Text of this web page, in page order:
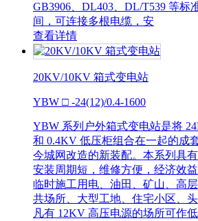
GB3906、DL403、DL/T539 等标
间，可连接多根电缆，安
查看详情
20KV/10KV 箱式变电站
YBW □ -24(12)/0.4-1600
YBW 系列户外箱式变电站是将
和 0.4KV 低压柜组合在一起的成
今城网改造的新装配。本系列具
安装周期短，维修方便，经济效
临时施工用电、油田、矿山、高
共场所、大型工地、住宅小区、
凡有 12KV 高压电源的场所可作